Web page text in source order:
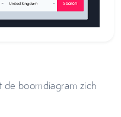
boomdiagram zich